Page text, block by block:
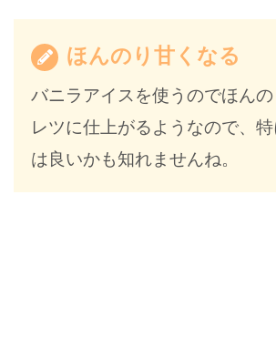
ほんのり甘くなる
バニラアイスを使うのでほん
レツに仕上がるようなので、
は良いかも知れませんね。